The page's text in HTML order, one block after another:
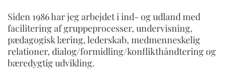
Siden 1986 har jeg arbejdet i ind- og udland med
facilitering af gruppeprocesser, undervisning,
pædagogisk læring, lederskab, medmenneskelig
relationer, dialog/formidling/konflikthåndtering og
bæredygtig udvikling.